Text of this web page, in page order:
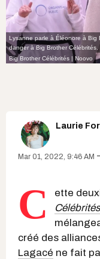
Lysanne parle à Éléonore à Big
danger à Big Brother Célébrités.
Big Brother Célébrités | Noovo
Laurie
Mar 01, 2022, 9:46 AM
C ette
Célébrités
créé des
Lagacé ne fait